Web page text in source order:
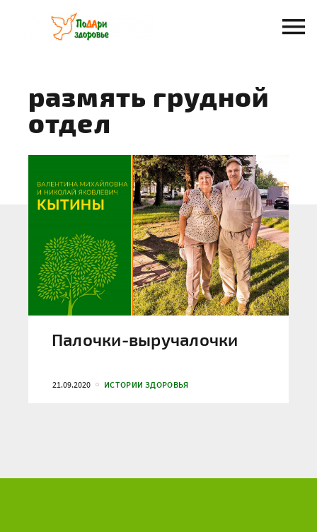
содержанию
размять грудной
отдел
Палочки-выручалочки
21.09.2020 ИСТОРИИ ЗДОРОВЬЯ